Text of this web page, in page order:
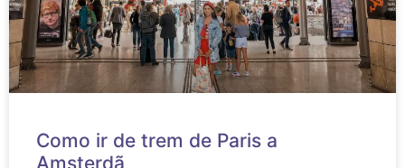
Como ir de trem de Paris a
Amsterdã